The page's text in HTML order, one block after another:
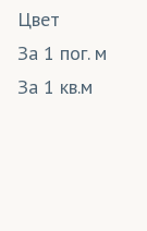
Цвет
За 1 пог. м
За 1 кв.м